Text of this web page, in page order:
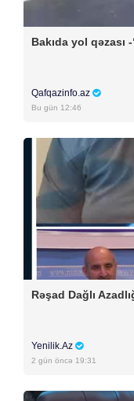
Bakıda yol
Qafqazinfo.az
Bu gün 12:46
Rəşad Dağlı
Yenilik.Az
2 gün öncə 19:31